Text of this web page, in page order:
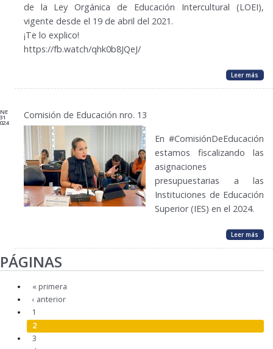
de la Ley Orgánica de Educación Intercultural (LOEI),
vigente desde el 19 de abril del 2021.
¡Te lo explico!
https://fb.watch/qhk0b8JQeJ/
Leer más
31 Comisión de Educación nro. 13
En #ComisiónDeEducación
estamos fiscalizando las
asignaciones
presupuestarias a las
Instituciones de Educación
Superior (IES) en el 2024.
Leer más
PÁGINAS
« primera
‹ anterior
1
2
3